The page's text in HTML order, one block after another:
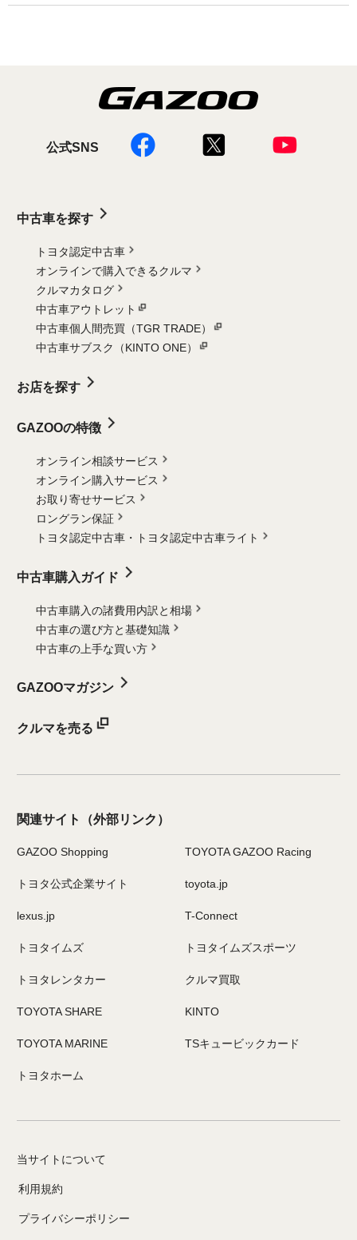
公式SNS
中古車を探す
トヨタ認定中古車
オンラインで購入できるクルマ
クルマカタログ
中古車アウトレット
中古車個人間売買（TGR TRADE）
中古車サブスク（KINTO ONE）
お店を探す
GAZOOの特徴
オンライン相談サービス
オンライン購入サービス
お取り寄せサービス
ロングラン保証
トヨタ認定中古車・
トヨタ認定中古車ライト
中古車購入ガイド
中古車購入の諸費用内訳と相場
中古車の選び方と基礎知識
中古車の上手な買い方
GAZOOマガジン
クルマを売る
関連サイト （外部リンク）
GAZOO Shopping TOYOTA GAZOO Racing
トヨタ公式企業サイト toyota.jp
lexus.jp T-Connect
トヨタイムズ トヨタイムズスポーツ
トヨタレンタカー クルマ買取
TOYOTA SHARE KINTO
TOYOTA MARINE TSキュービックカード
トヨタホーム
当サイトについて
利用規約
プライバシーポリシー